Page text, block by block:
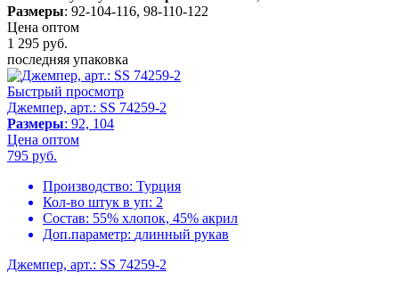
Размеры: 92-104-116, 98-110-122
Цена оптом
1 295 руб.
последняя упаковка
Быстрый просмотр
Джемпер, арт.: SS 74259-2
Размеры: 92, 104
Цена оптом
795 руб.
Производство: Турция
Кол-во штук в уп: 2
Состав: 55% хлопок, 45% акрил
Доп.параметр: длинный рукав
Джемпер, арт.: SS 74259-2